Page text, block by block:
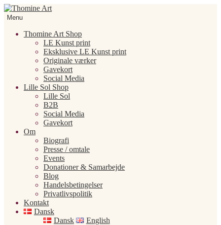
Spring
til
Spring
tilMenu
Thomine Art Shop
LE Kunst print
Eksklusive LE Kunst print
Originale værker
Gavekort
Social Media
Lille Sol Shop
Lille Sol
B2B
Social Media
Gavekort
Om
Biografi
Presse / omtale
Events
Donationer & Samarbejde
Blog
Handelsbetingelser
Privatlivspolitik
Kontakt
Dansk
Dansk
English